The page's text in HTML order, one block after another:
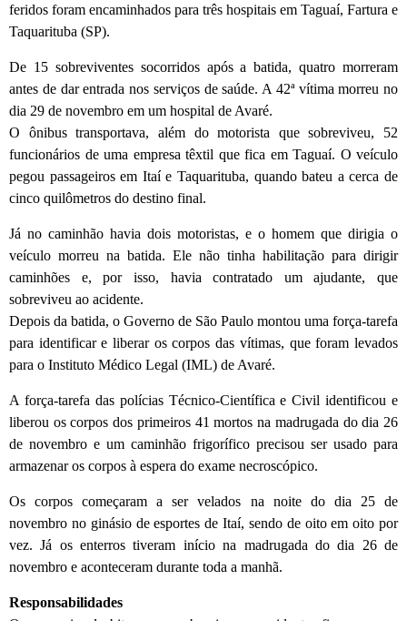
feridos foram encaminhados para três hospitais em Taguaí, Fartura e
Taquarituba (SP).
De 15 sobreviventes socorridos após a batida, quatro morreram
antes de dar entrada nos serviços de saúde. A 42ª vítima morreu no
dia 29 de novembro em um hospital de Avaré.
O ônibus transportava, além do motorista que sobreviveu, 52
funcionários de uma empresa têxtil que fica em Taguaí. O veículo
pegou passageiros em Itaí e Taquarituba, quando bateu a cerca de
cinco quilômetros do destino final.
Já no caminhão havia dois motoristas, e o homem que dirigia o
veículo morreu na batida. Ele não tinha habilitação para dirigir
caminhões e, por isso, havia contratado um ajudante, que
sobreviveu ao acidente.
Depois da batida, o Governo de São Paulo montou uma força-tarefa
para identificar e liberar os corpos das vítimas, que foram levados
para o Instituto Médico Legal (IML) de Avaré.
A força-tarefa das polícias Técnico-Científica e Civil identificou e
liberou os corpos dos primeiros 41 mortos na madrugada do dia 26
de novembro e um caminhão frigorífico precisou ser usado para
armazenar os corpos à espera do exame necroscópico.
Os corpos começaram a ser velados na noite do dia 25 de
novembro no ginásio de esportes de Itaí, sendo de oito em oito por
vez. Já os enterros tiveram início na madrugada do dia 26 de
novembro e aconteceram durante toda a manhã.
Responsabilidades